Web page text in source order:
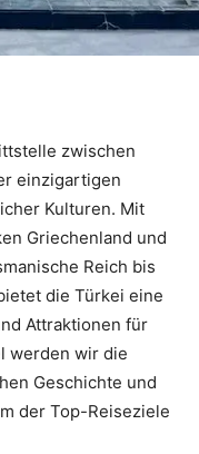
zwischen
einzigartigen
Kulturen. Mit
Griechenland und
Reich bis
die Türkei eine
Attraktionen für
werden wir die
Geschichte und
der Top-Reiseziele